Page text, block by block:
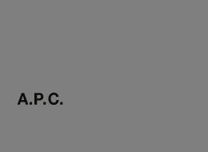
A.P.C. Paris